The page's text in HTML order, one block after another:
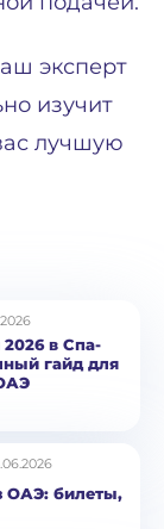
эксперт
изучит
лучшую
в Спа-
гайд для
ОАЭ: билеты,